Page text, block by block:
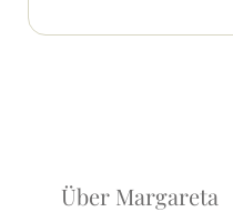
Über Margareta